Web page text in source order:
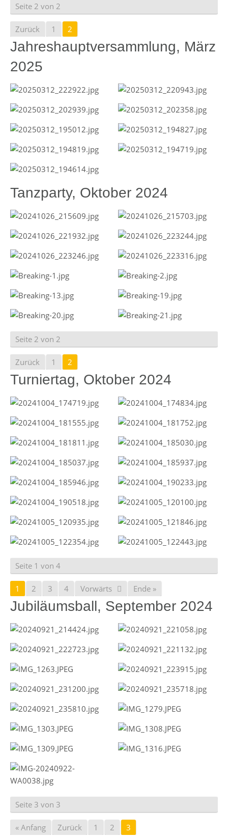
Seite 2 von 2
Zurück 1 2
Jahreshauptversammlung, März
2025
Tanzparty, Oktober 2024
Seite 2 von 2
Zurück 1 2
Turniertag, Oktober 2024
Seite 1 von 4
1 2 3 4 Vorwärts Ende »
Jubiläumsball, September 2024
Seite 3 von 3
« Anfang Zurück 1 2 3